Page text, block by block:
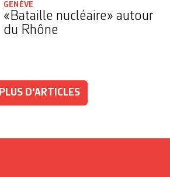
GENÈVE
«Bataille nucléaire» autour
du Rhône
PLUS D'ARTICLES